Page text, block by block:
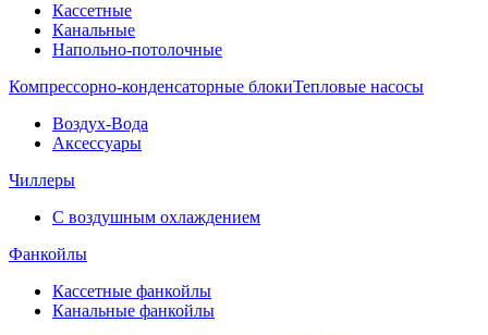
Кассетные
Канальные
Напольно-потолочные
Компрессорно-конденсаторные блокиТепловые насосы
Воздух-Вода
Аксессуары
Чиллеры
С воздушным охлаждением
Фанкойлы
Кассетные фанкойлы
Канальные фанкойлы